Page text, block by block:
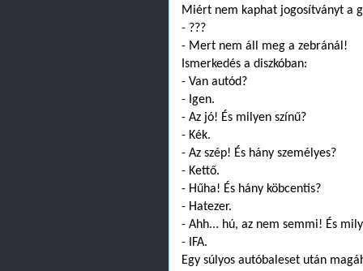
Miért nem kaphat jogosítványt a
- ???
- Mert nem áll meg a zebránál!
Ismerkedés a diszkóban:
- Van autód?
- Igen.
- Az jó! És milyen színű?
- Kék.
- Az szép! És hány személyes?
- Kettő.
- Hűha! És hány köbcentis?
- Hatezer.
- Ahh... hú, az nem semmi! És
- IFA.
Egy súlyos autóbaleset után